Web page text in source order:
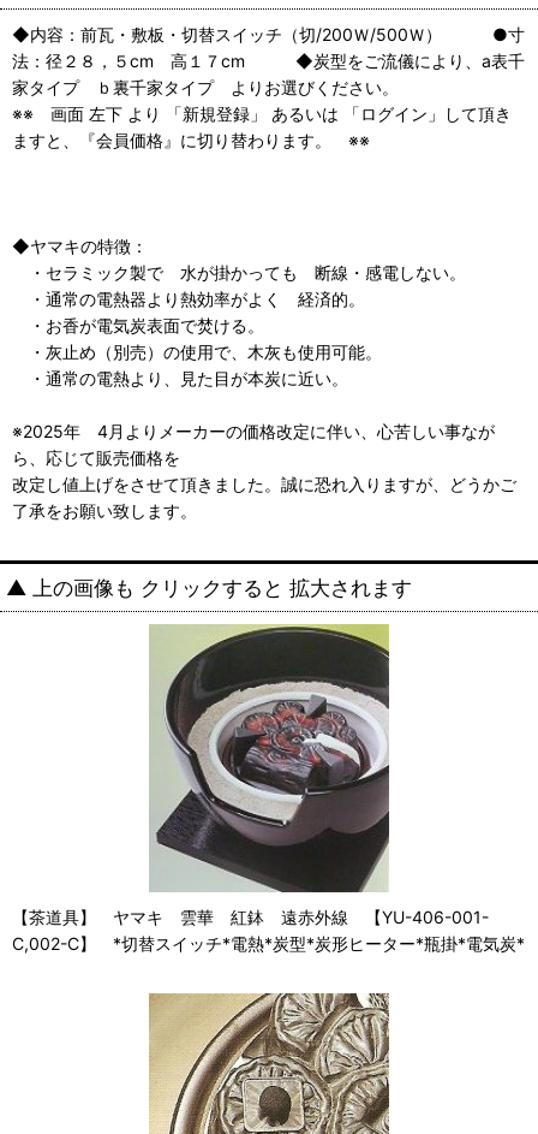
◆内容：前瓦・敷板・切替スイッチ（切/200Ｗ/500Ｗ） ●寸
法：径２８，５cm 高１７cm ◆炭型をご流儀により、a表千
家タイプ ｂ裏千家タイプ よりお選びください。
※※ 画面 左下 より 「新規登録」 あるいは 「ログイン」して頂き
ますと、『会員価格』に切り替わります。 ※※
◆ヤマキの特徴：
・セラミック製で 水が掛かっても 断線・感電しない。
・通常の電熱器より熱効率がよく 経済的。
・お香が電気炭表面で焚ける。
・灰止め（別売）の使用で、木灰も使用可能。
・通常の電熱より、見た目が本炭に近い。
※2025年 4月よりメーカーの価格改定に伴い、心苦しい事なが
ら、応じて販売価格を
改定し値上げをさせて頂きました。誠に恐れ入りますが、どうかご
了承をお願い致します。
▲ 上の画像も クリックすると 拡大されます
【茶道具】 ヤマキ 雲華 紅鉢 遠赤外線 【YU-406-001-
C,002-C】 *切替スイッチ*電熱*炭型*炭形ヒーター*瓶掛*電気炭*